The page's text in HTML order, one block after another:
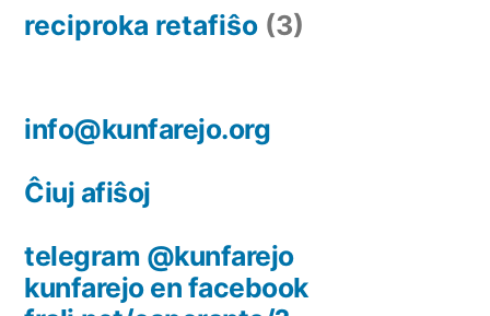
reciproka retafiŝo (3)
info@kunfarejo.org
Ĉiuj afiŝoj
telegram @kunfarejo
kunfarejo en facebook